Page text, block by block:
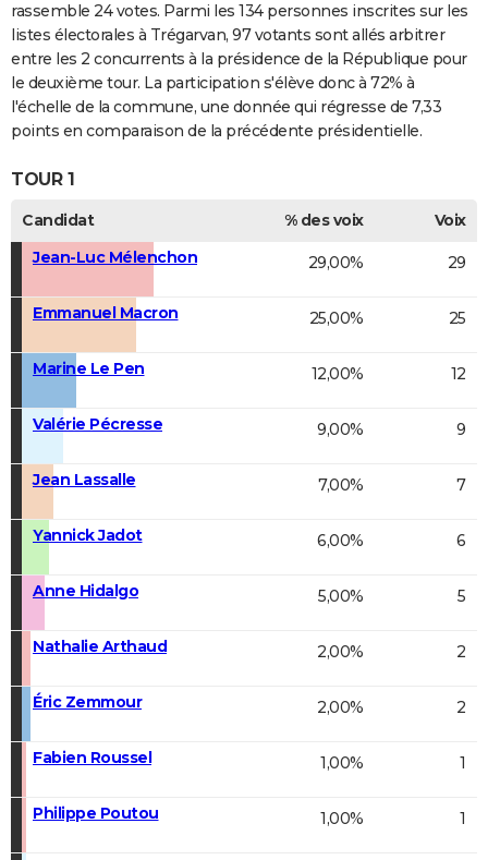
rassemble 24 votes. Parmi les 134 personnes inscrites sur les
listes électorales à Trégarvan, 97 votants sont allés arbitrer
entre les 2 concurrents à la présidence de la République pour
le deuxième tour. La participation s'élève donc à 72% à
l'échelle de la commune, une donnée qui régresse de 7,33
points en comparaison de la précédente présidentielle.
TOUR 1
Candidat % des voix
Voix
Jean-Luc Mélenchon
29,00% 29
Emmanuel Macron 25,00% 25
Marine Le Pen 12,00% 12
Valérie Pécresse 9,00% 9
Jean Lassalle 7,00% 7
Yannick Jadot 6,00% 6
Anne Hidalgo 5,00% 5
Nathalie Arthaud 2,00% 2
Éric Zemmour 2,00% 2
Fabien Roussel 1,00% 1
Philippe Poutou 1,00% 1